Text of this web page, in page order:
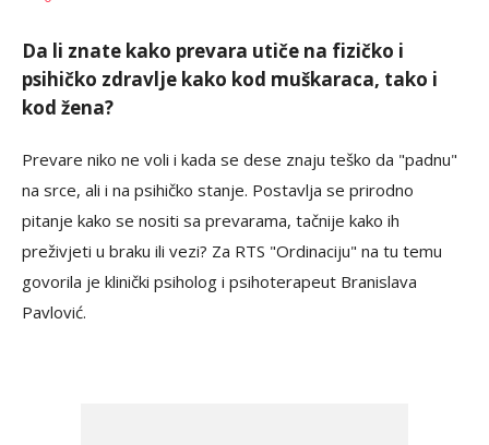
Da li znate kako prevara utiče na fizičko i
psihičko zdravlje kako kod muškaraca, tako i
kod žena?
Prevare niko ne voli i kada se dese znaju teško da "padnu"
na srce, ali i na psihičko stanje. Postavlja se prirodno
pitanje kako se nositi sa prevarama, tačnije kako ih
preživjeti u braku ili vezi? Za RTS "Ordinaciju" na tu temu
govorila je klinički psiholog i psihoterapeut Branislava
Pavlović.